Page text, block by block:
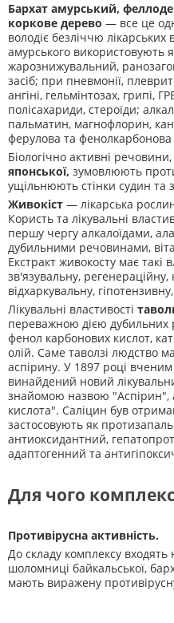
Бархат амурський,
коркове дерево — все це
володіє безліччю
амурського використовують
жарознижувальний,
засіб; при пневмонії,
ангіні, гельмінтозах, грипі,
полісахариди, стероїди;
пальматин, магнофлорин,
ферулова та фенолкарбонова
Біологічно активні
японської, зумовлюють
ущільнюють стінки судин та
Живокіст — лікарська
Користь та лікувальні
першу чергу алкалоїдами,
дубильними речовинами,
Екстракт живокосту має такі
зв'язувальну,
відхаркувальну,
Лікувальні властивості
переважною дією дубильних
фенол карбонових кислот,
олій. Саме таволзі людство
аспірину. У 1897 році
винайдений новий
знайомою назвою "Аспірин",
кислота". Саліцин був
застосовують як
антиоксидантний,
адаптогенний та
Для чого
Противірусна активність.
До складу комплексу входять
шоломниці байкальської,
мають виражену